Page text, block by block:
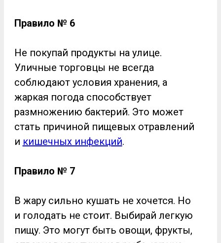
Правило № 6
Не покупай продукты на улице.
Уличные торговцы не всегда
соблюдают условия хранения, а
жаркая погода способствует
размножению бактерий. Это может
стать причиной пищевых отравлений
и кишечных инфекций.
Правило № 7
В жару сильно кушать не хочется. Но
и голодать не стоит. Выбирай легкую
пищу. Это могут быть овощи, фрукты,